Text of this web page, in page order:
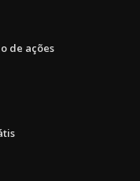
de ações